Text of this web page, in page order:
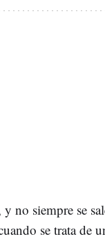
no siempre se
se trata de